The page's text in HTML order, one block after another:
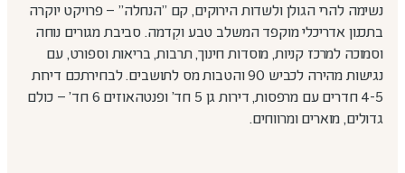
נשימה להרי הגולן ולשדות הירוקים, קם "הנחלה" – פרויקט יוקרה
בתכנון אדריכלי מוקפד המשלב טבע וקִדמה. סביבת מגורים נוחה
וסמוכה למרכז קניות, מוסדות חינוך, תרבות, בריאות וספורט, עם
נגישות מהירה לכביש 90 והטבות מס לתושבים. לבחירתכם דירות
4-5 חדרים עם מרפסות, דירות גן 5 חד׳ ופנטהאוזים 6 חד׳ – כולם
גדולים, מוארים ומרווחים.